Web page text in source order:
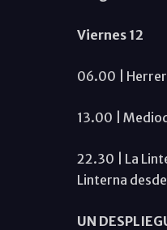
Viernes 12
06.00 |
13.00 |
22.30 | La
Linterna
UN